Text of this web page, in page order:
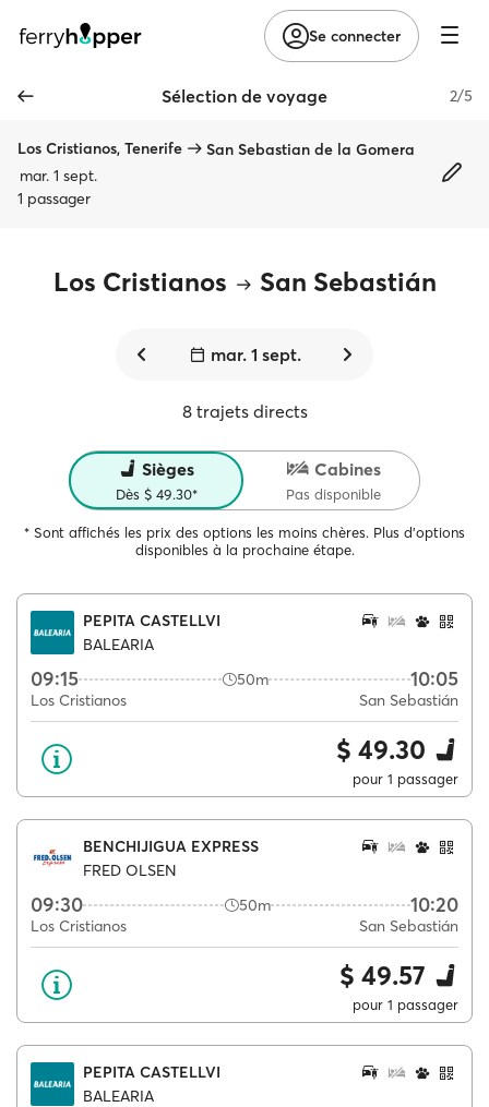
Se connecter
Sélection de voyage 2/5
Los Cristianos, Tenerife
San Sebastian de la Gomera
mar. 1 sept.
1 passager
Los Cristianos San Sebastián
mar. 1 sept.
8 trajets directs
Sièges
Dès $ 49.30*
Cabines
Pas disponible
* Sont affichés les prix des options les moins chères. Plus d'options
disponibles à la prochaine étape.
PEPITA CASTELLVI
BALEARIA
09:15 50m 10:05
Los Cristianos San Sebastián
$ 49.30
pour 1 passager
BENCHIJIGUA EXPRESS
FRED OLSEN
09:30 50m 10:20
Los Cristianos San Sebastián
$ 49.57
pour 1 passager
PEPITA CASTELLVI
BALEARIA